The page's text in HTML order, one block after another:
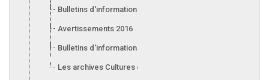
Bulletins d'information 2017
Avertissements 2016
Bulletins d'information 2016
Les archives Cultures en serre